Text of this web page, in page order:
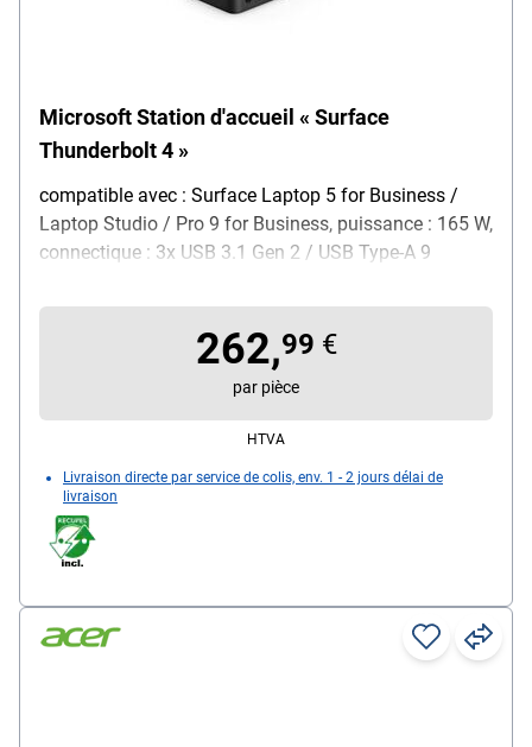
Microsoft Station d'accueil « Surface
Thunderbolt 4 »
compatible avec : Surface Laptop 5 for Business /
Laptop Studio / Pro 9 for Business, puissance : 165 W,
connectique : 3x USB 3.1 Gen 2 / USB Type-A 9
Thunderbolt 4 / 1x sortie audio, dimensions (L/P/H) :
150 / 75 / 21 mm, poids : 410 g, couleur : noir,
contenu de la livraison : station d'accueil / 1 câble
262,99 €
par pièce
HTVA
Livraison directe par service de colis, env. 1 - 2 jours délai de
livraison